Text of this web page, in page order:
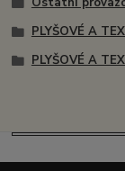
PLYŠOVÉ A
PLYŠOVÉ A